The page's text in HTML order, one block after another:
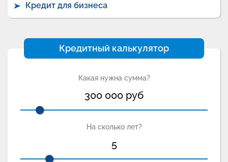
Кредит для бизнеса
Кредитный калькулятор
Какая нужна сумма?
300 000 руб
На сколько лет?
5